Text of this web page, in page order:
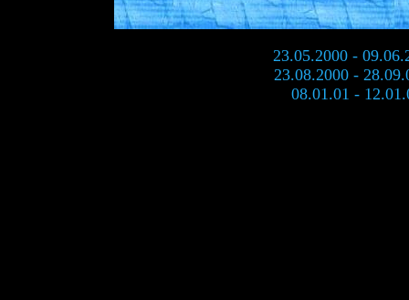
23.05.2000 -
23.08.2000 -
08.01.01 -